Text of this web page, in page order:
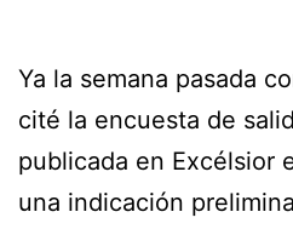
Ya la semana pasada
cité la encuesta de
publicada en Excélsior
una indicación